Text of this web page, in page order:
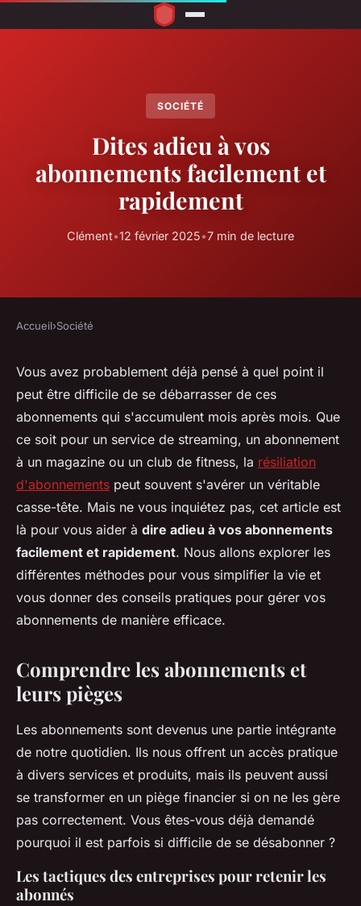
SOCIÉTÉ
Dites adieu à vos
abonnements facilement et
rapidement
Clément•12 février 2025•7 min de lecture
Accueil›Société
Vous avez probablement déjà pensé à quel point il
peut être difficile de se débarrasser de ces
abonnements qui s'accumulent mois après mois. Que
ce soit pour un service de streaming, un abonnement
à un magazine ou un club de fitness, la résiliation
d'abonnements peut souvent s'avérer un véritable
casse-tête. Mais ne vous inquiétez pas, cet article est
là pour vous aider à dire adieu à vos abonnements
facilement et rapidement. Nous allons explorer les
différentes méthodes pour vous simplifier la vie et
vous donner des conseils pratiques pour gérer vos
abonnements de manière efficace.
Comprendre les abonnements et
leurs pièges
Les abonnements sont devenus une partie intégrante
de notre quotidien. Ils nous offrent un accès pratique
à divers services et produits, mais ils peuvent aussi
se transformer en un piège financier si on ne les gère
pas correctement. Vous êtes-vous déjà demandé
pourquoi il est parfois si difficile de se désabonner ?
Les tactiques des entreprises pour retenir les
abonnés